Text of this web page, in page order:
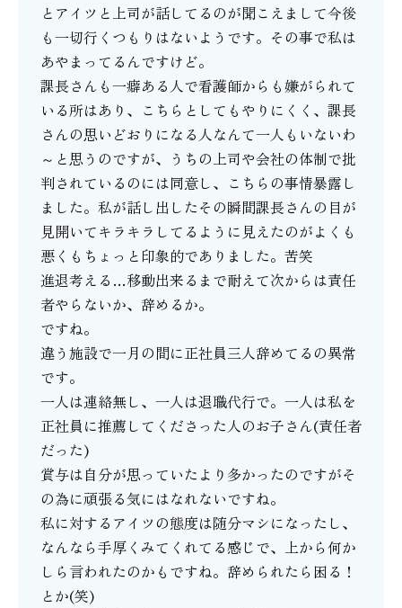
とアイツと上司が話してるのが聞こえまして今後
も一切行くつもりはないようです。その事で私は
あやまってるんですけど。
課長さんも一癖ある人で看護師からも嫌がられて
いる所はあり、こちらとしてもやりにくく、課長
さんの思いどおりになる人なんて一人もいないわ
～と思うのですが、うちの上司や会社の体制で批
判されているのには同意し、こちらの事情暴露し
ました。私が話し出したその瞬間課長さんの目が
見開いてキラキラしてるように見えたのがよくも
悪くもちょっと印象的でありました。苦笑
進退考える…移動出来るまで耐えて次からは責任
者やらないか、辞めるか。
ですね。
違う施設で一月の間に正社員三人辞めてるの異常
です。
一人は連絡無し、一人は退職代行で。一人は私を
正社員に推薦してくださった人のお子さん(責任者
だった)
賞与は自分が思っていたより多かったのですがそ
の為に頑張る気にはなれないですね。
私に対するアイツの態度は随分マシになったし、
なんなら手厚くみてくれてる感じで、上から何か
しら言われたのかもですね。辞められたら困る！
とか(笑)